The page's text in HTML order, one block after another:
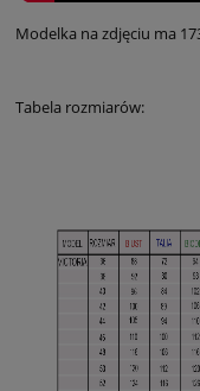
Modelka na zdjęciu ma
Tabela rozmiarów: